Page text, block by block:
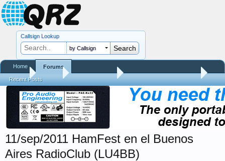
Home QRZ Newsroom Hamfest Reports & Videos
11/sep/2011 HamFest en el Buenos
Aires RadioClub (LU4BB)
Callsign Lookup
by Callsign
Home Forums
Recent Posts